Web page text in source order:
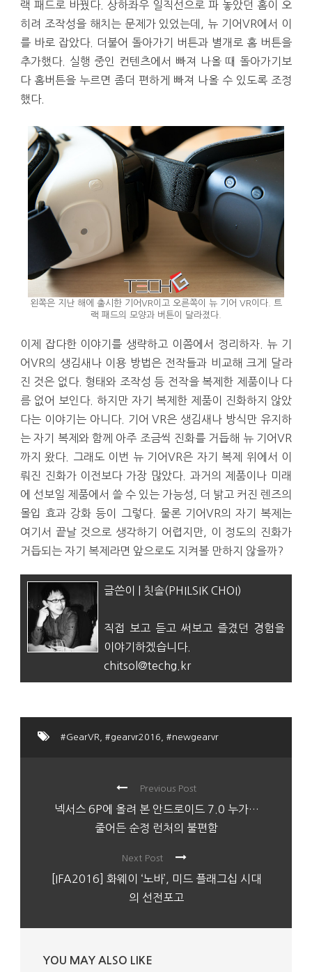
랙 패드로 바꿨다. 상하좌우 일직선으로 파 놓았던 홈이 오
히려 조작성을 해치는 문제가 있었는데, 뉴 기어VR에서 이
를 바로 잡았다. 더불어 돌아가기 버튼과 별개로 홈 버튼을
추가했다. 실행 중인 컨텐츠에서 빠져 나올 때 돌아가기보
다 홈버튼을 누르면 좀더 편하게 빠져 나올 수 있도록 조정
했다.
왼쪽은 지난 해에 출시한 기어VR이고 오른쪽이 뉴 기어 VR이다. 트
랙 패드의 모양과 버튼이 달라졌다.
이제 잡다한 이야기를 생략하고 이쯤에서 정리하자. 뉴 기
어VR의 생김새나 이용 방법은 전작들과 비교해 크게 달라
진 것은 없다. 형태와 조작성 등 전작을 복제한 제품이나 다
름 없어 보인다. 하지만 자기 복제한 제품이 진화하지 않았
다는 이야기는 아니다. 기어 VR은 생김새나 방식만 유지하
는 자기 복제와 함께 아주 조금씩 진화를 거듭해 뉴 기어VR
까지 왔다. 그래도 이번 뉴 기어VR은 자기 복제 위에서 이
뤄진 진화가 이전보다 가장 많았다. 과거의 제품이나 미래
에 선보일 제품에서 쓸 수 있는 가능성, 더 밝고 커진 렌즈의
몰입 효과 강화 등이 그렇다. 물론 기어VR의 자기 복제는
여기서 끝날 것으로 생각하기 어렵지만, 이 정도의 진화가
거듭되는 자기 복제라면 앞으로도 지켜볼 만하지 않을까?
글쓴이 | 칫솔(PHILSIK CHOI)
직접 보고 듣고 써보고 즐겼던 경험을
이야기하겠습니다.
chitsol@techg.kr
#GearVR #gearvr2016 #newgearvr
Previous Post
넥서스 6P에 올려 본 안드로이드 7.0 누가…
줄어든 순정 런처의 불편함
Next Post
[IFA2016] 화웨이 ‘노바’, 미드 플래그십 시대
의 선전포고
YOU MAY ALSO LIKE